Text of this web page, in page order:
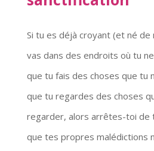
Si tu es déjà croyant (et né de
vas dans des endroits où tu
que tu fais des choses que tu
que tu regardes des choses
regarder, alors arrêtes-toi de
que tes propres malédictions